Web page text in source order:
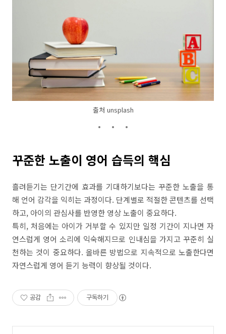
출처 unsplash
꾸준한 노출이 영어 습득의 핵심
흘려듣기는 단기간에 효과를 기대하기보다는 꾸준한 노출을 통
해 언어 감각을 익히는 과정이다. 단계별로 적절한 콘텐츠를 선택
하고, 아이의 관심사를 반영한 영상 노출이 중요하다.
특히, 처음에는 아이가 거부할 수 있지만 일정 기간이 지나면 자
연스럽게 영어 소리에 익숙해지므로 인내심을 가지고 꾸준히 실
천하는 것이 중요하다. 올바른 방법으로 지속적으로 노출한다면
자연스럽게 영어 듣기 능력이 향상될 것이다.
공감 구독하기